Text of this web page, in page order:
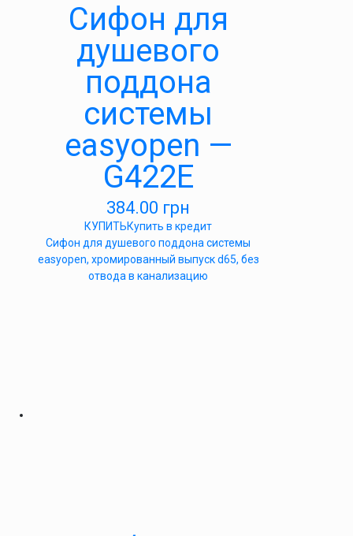
Cифон для
душевого
поддона
системы
easyopen —
G422E
384.00 грн
КУПИТЬКупить в кредит
Cифон для душевого поддона системы
easyopen, хромированный выпуск d65, без
отвода в канализацию